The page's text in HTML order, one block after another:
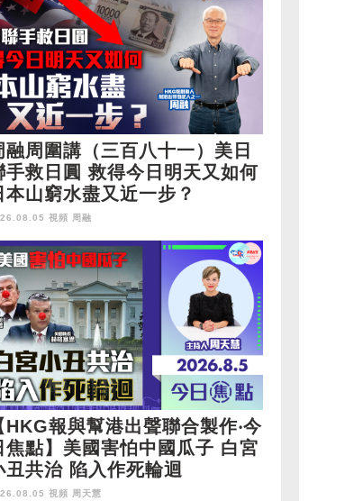
融周圍講（三百八十一）美日
手救日圓 救得今日明天又如何
本山窮水盡又近一步？
視頻 周融
HKG報與幫港出聲聯合製作‧今
焦點】美國害怕中國瓜子 白宮
丑共治 陷入作死輪迴
視頻 周天慧